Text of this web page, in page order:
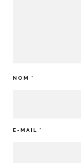
NOM *
E-MAIL *